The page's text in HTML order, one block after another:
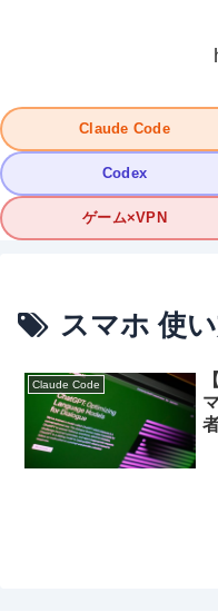
Claude Code
Codex
ゲーム×VPN
スマホ 使
Claude Code